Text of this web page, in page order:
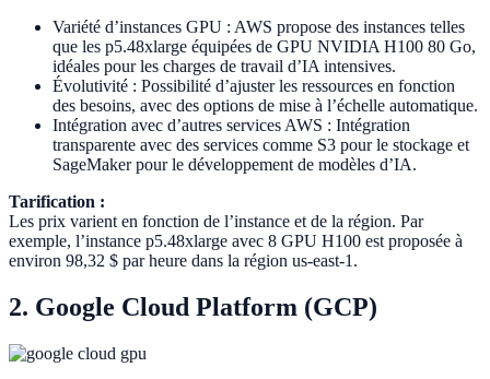
Variété d’instances GPU : AWS propose des instances telles
que les p5.48xlarge équipées de GPU NVIDIA H100 80 Go,
idéales pour les charges de travail d’IA intensives.
Évolutivité : Possibilité d’ajuster les ressources en fonction
des besoins, avec des options de mise à l’échelle automatique.
Intégration avec d’autres services AWS : Intégration
transparente avec des services comme S3 pour le stockage et
SageMaker pour le développement de modèles d’IA.
Tarification :
Les prix varient en fonction de l’instance et de la région. Par
exemple, l’instance p5.48xlarge avec 8 GPU H100 est proposée à
environ 98,32 $ par heure dans la région us-east-1.
2. Google Cloud Platform (GCP)